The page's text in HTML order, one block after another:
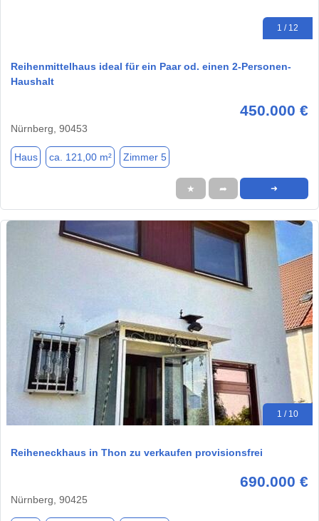
1 / 12
Reihenmittelhaus ideal für ein Paar od. einen 2-Personen-
Haushalt
450.000 €
Nürnberg, 90453
Haus ca. 121,00 m² Zimmer 5
★ ➦ ➜
1 / 10
Reiheneckhaus in Thon zu verkaufen provisionsfrei
690.000 €
Nürnberg, 90425